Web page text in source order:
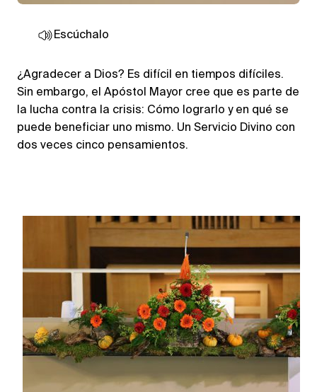
Escúchalo
¿Agradecer a Dios? Es difícil en tiempos difíciles.
Sin embargo, el Apóstol Mayor cree que es parte de
la lucha contra la crisis: Cómo lograrlo y en qué se
puede beneficiar uno mismo. Un Servicio Divino con
dos veces cinco pensamientos.